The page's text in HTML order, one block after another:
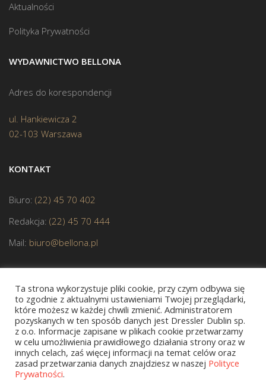
Aktualności
Polityka Prywatności
WYDAWNICTWO BELLONA
Adres do korespondencji
ul. Hankiewicza 2
02-103 Warszawa
KONTAKT
Biuro: (22) 45 70 402
Redakcja: (22) 45 70 444
Mail: biuro@bellona.pl
JESTEŚMY CZŁONKIEM POLSKIEJ IZBY KSIĄŻKI
Ta strona wykorzystuje pliki cookie, przy czym odbywa się
to zgodnie z aktualnymi ustawieniami Twojej przeglądarki,
które możesz w każdej chwili zmienić. Administratorem
pozyskanych w ten sposób danych jest Dressler Dublin sp.
z o.o. Informacje zapisane w plikach cookie przetwarzamy
w celu umożliwienia prawidłowego działania strony oraz w
innych celach, zaś więcej informacji na temat celów oraz
zasad przetwarzania danych znajdziesz w naszej Polityce
Prywatności.